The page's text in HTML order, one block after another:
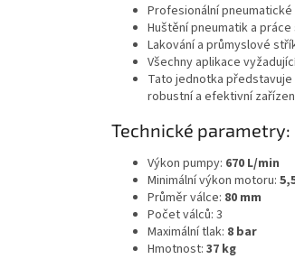
Profesionální
Huštění pneumatik a
Lakování a průmyslové
Všechny aplikace
Tato jednotka
robustní a efektivní
Technické parametry:
Výkon pumpy: 670 L/min
Minimální výkon motoru:
Průměr válce: 80 mm
Počet válců: 3
Maximální tlak: 8 bar
Hmotnost: 37 kg